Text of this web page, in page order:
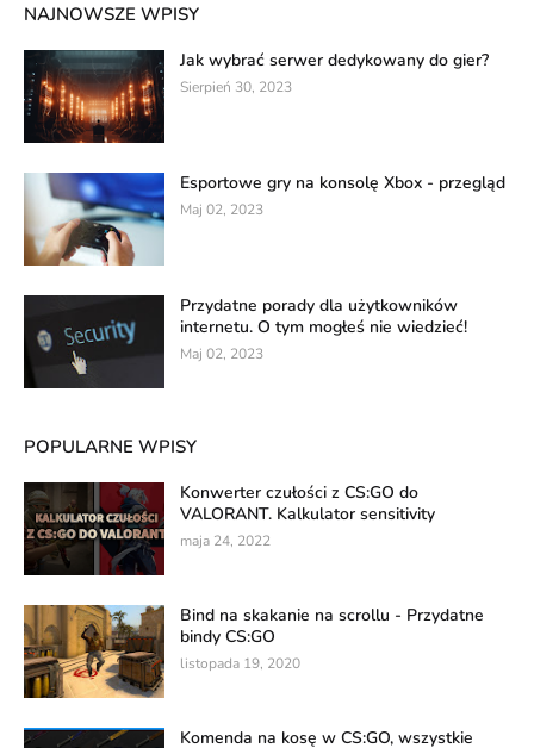
NAJNOWSZE WPISY
Jak wybrać serwer dedykowany do gier?
Sierpień 30, 2023
Esportowe gry na konsolę Xbox - przegląd
Maj 02, 2023
Przydatne porady dla użytkowników
internetu. O tym mogłeś nie wiedzieć!
Maj 02, 2023
POPULARNE WPISY
Konwerter czułości z CS:GO do
VALORANT. Kalkulator sensitivity
maja 24, 2022
Bind na skakanie na scrollu - Przydatne
bindy CS:GO
listopada 19, 2020
Komenda na kosę w CS:GO, wszystkie